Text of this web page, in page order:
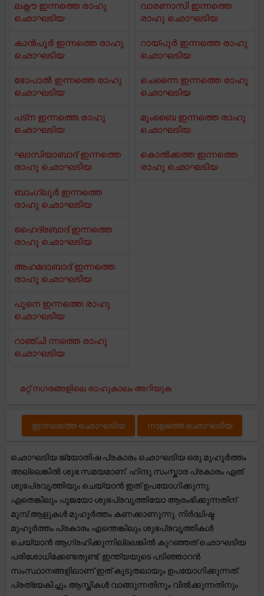
ലക്നൗ ഇന്നത്തെ രാഹു
ഛൊഘടിയ
കാൻപൂർ ഇന്നത്തെ രാഹു
ഛൊഘടിയ
ഭോപാൽ ഇന്നത്തെ രാഹു
ഛൊഘടിയ
പട്ന ഇന്നത്തെ രാഹു
ഛൊഘടിയ
ഘാസിയാബാദ് ഇന്നത്തെ
രാഹു ഛൊഘടിയ
വാരണാസി ഇന്നത്തെ
രാഹു ഛൊഘടിയ
റായ്പുർ ഇന്നത്തെ രാഹു
ഛൊഘടിയ
ചെന്നൈ ഇന്നത്തെ രാഹു
ഛൊഘടിയ
മുംബൈ ഇന്നത്തെ രാഹു
ഛൊഘടിയ
കൊൽക്കത്ത ഇന്നത്തെ
രാഹു ഛൊഘടിയ
ബാംഗ്ലൂർ ഇന്നത്തെ
രാഹു ഛൊഘടിയ
ഹൈദ്രബാദ് ഇന്നത്തെ
രാഹു ഛൊഘടിയ
അഹമദാബാദ് ഇന്നത്തെ
രാഹു ഛൊഘടിയ
പൂനെ ഇന്നത്തെ രാഹു
ഛൊഘടിയ
റാഞ്ചി ന്നത്തെ രാഹു
ഛൊഘടിയ
മറ്റ് നഗരങ്ങളിലെ രാഹുകാലം അറിയുക
ഇന്നലത്തെ ഛൊഘടിയ നാളത്തെ ഛൊഘടിയ
ഛൊഘടിയ ജ്യോതിഷ പ്രകാരം ഛൊഘടിയ ഒരു മുഹൂർത്തം
അല്ലെങ്കിൽ ശുഭ സമയമാണ്. ഹിന്ദു സംസ്കാര പ്രകാരം ഏത്
ശുഭപ്രവൃത്തിയും ചെയ്യാൻ ഇത് ഉപയോഗിക്കുന്നു.
ഏതെങ്കിലും പൂജയോ ശുഭപ്രവൃത്തിയോ ആരംഭിക്കുന്നതിന്
മുമ്പ് ആളുകൾ മുഹൂർത്തം കണക്കാണുന്നു. നിർദ്ധിഷ്ട
മുഹൂർത്തം പ്രകാരം എന്തെങ്കിലും ശുഭപ്രവൃത്തികൾ
ചെയ്യാൻ ആഗ്രഹിക്കുന്നില്ലെങ്കിൽ കുറഞ്ഞത് ഛൊഘടിയ
പരിശോധിക്കേണ്ടതുണ്ട്. ഇന്ത്യയുടെ പടിഞ്ഞാറൻ
സംസ്ഥാനങ്ങളിലാണ് ഇത് കൂടുതലായും ഉപയോഗിക്കുന്നത്.
പ്രത്യേകിച്ചും ആസ്തികൾ വാങ്ങുന്നതിനും വിൽക്കുന്നതിനും